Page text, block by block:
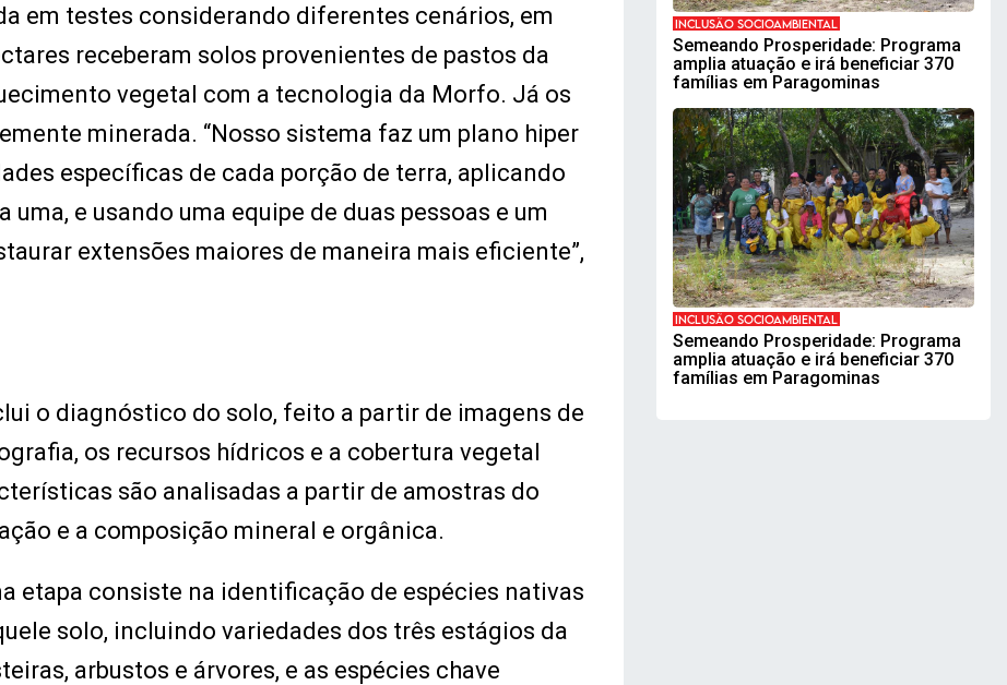
em testes considerando diferentes cenários, em
receberam solos provenientes de pastos da
vegetal com a tecnologia da Morfo. Já os
minerada. “Nosso sistema faz um plano hiper
específicas de cada porção de terra, aplicando
e usando uma equipe de duas pessoas e um
extensões maiores de maneira mais eficiente”,
o diagnóstico do solo, feito a partir de imagens de
os recursos hídricos e a cobertura vegetal
são analisadas a partir de amostras do
e a composição mineral e orgânica.
etapa consiste na identificação de espécies nativas
solo, incluindo variedades dos três estágios da
arbustos e árvores, e as espécies chave
INCLUSÃO SOCIOAMBIENTAL
Semeando Prosperidade: Programa
amplia atuação e irá beneficiar 370
famílias em Paragominas
INCLUSÃO SOCIOAMBIENTAL
Semeando Prosperidade: Programa
amplia atuação e irá beneficiar 370
famílias em Paragominas